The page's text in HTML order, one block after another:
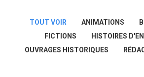
TOUT VOIR ANIMATIONS
FICTIONS
HISTOIRES
OUVRAGES HISTORIQUES